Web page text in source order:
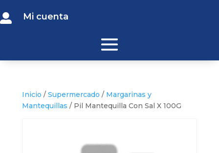
 Mi cuenta
Inicio / Supermercado / Margarinas y
Mantequillas / Pil Mantequilla Con Sal X 100G